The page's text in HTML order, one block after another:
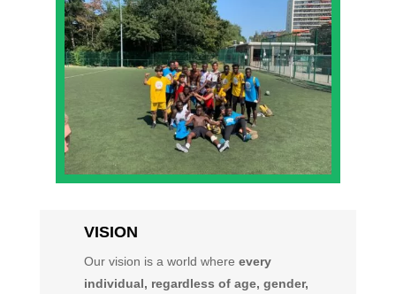
VISION
Our vision is a world where every
individual, regardless of age, gender,